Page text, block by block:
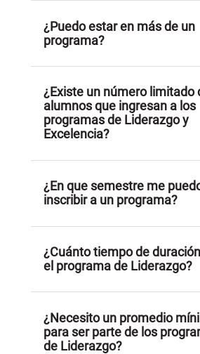
Sí, la inversión del programa consta
El pago de la cuota semestral se
tercera colegiatura.
*Los montos están sujetos a
y actualizan conforme a los
¿Puedo estar en más de un
programa?
¿Existe un número limitado
alumnos que ingresan a los
programas de Liderazgo y
Excelencia?
¿En que semestre me
inscribir a un programa?
¿Cuánto tiempo de
el programa de Liderazgo?
¿Necesito un promedio
para ser parte de los
de Liderazgo?